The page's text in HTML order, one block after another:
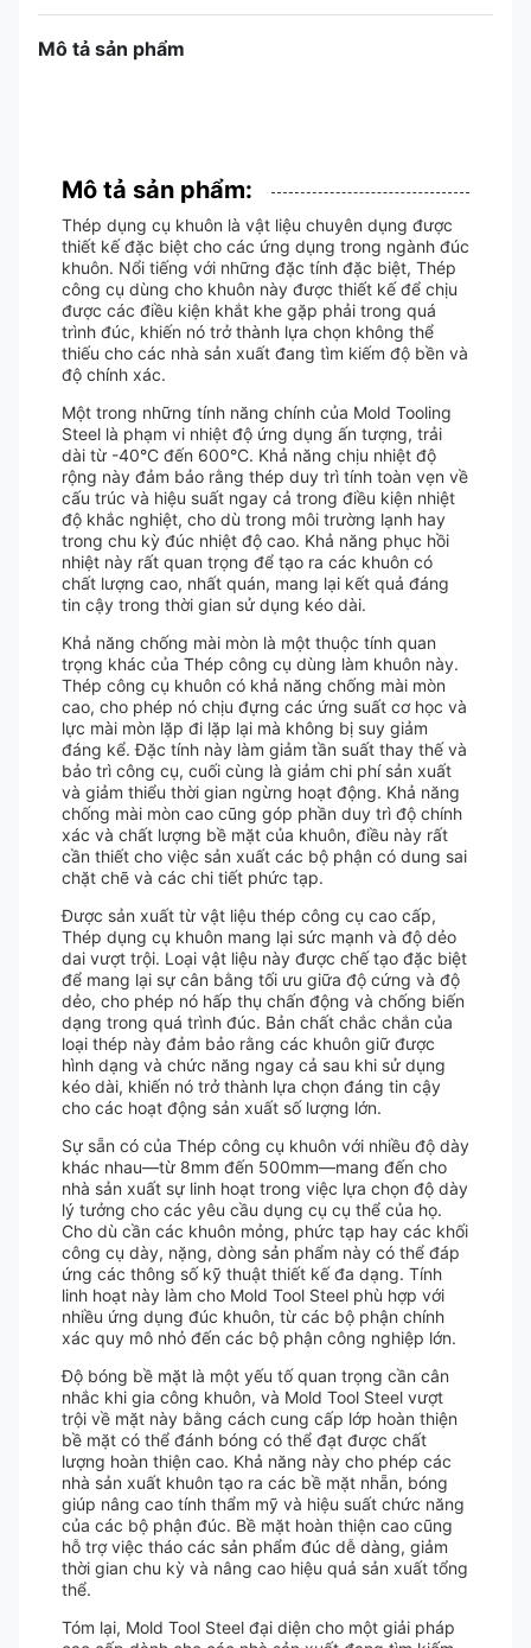
Mô tả sản phẩm
Mô tả sản phẩm:
Thép dụng cụ khuôn là vật liệu chuyên dụng được
thiết kế đặc biệt cho các ứng dụng trong ngành đúc
khuôn. Nổi tiếng với những đặc tính đặc biệt, Thép
công cụ dùng cho khuôn này được thiết kế để chịu
được các điều kiện khắt khe gặp phải trong quá
trình đúc, khiến nó trở thành lựa chọn không thể
thiếu cho các nhà sản xuất đang tìm kiếm độ bền và
độ chính xác.
Một trong những tính năng chính của Mold Tooling
Steel là phạm vi nhiệt độ ứng dụng ấn tượng, trải
dài từ -40°C đến 600°C. Khả năng chịu nhiệt độ
rộng này đảm bảo rằng thép duy trì tính toàn vẹn về
cấu trúc và hiệu suất ngay cả trong điều kiện nhiệt
độ khắc nghiệt, cho dù trong môi trường lạnh hay
trong chu kỳ đúc nhiệt độ cao. Khả năng phục hồi
nhiệt này rất quan trọng để tạo ra các khuôn có
chất lượng cao, nhất quán, mang lại kết quả đáng
tin cậy trong thời gian sử dụng kéo dài.
Khả năng chống mài mòn là một thuộc tính quan
trọng khác của Thép công cụ dùng làm khuôn này.
Thép công cụ khuôn có khả năng chống mài mòn
cao, cho phép nó chịu đựng các ứng suất cơ học và
lực mài mòn lặp đi lặp lại mà không bị suy giảm
đáng kể. Đặc tính này làm giảm tần suất thay thế và
bảo trì công cụ, cuối cùng là giảm chi phí sản xuất
và giảm thiểu thời gian ngừng hoạt động. Khả năng
chống mài mòn cao cũng góp phần duy trì độ chính
xác và chất lượng bề mặt của khuôn, điều này rất
cần thiết cho việc sản xuất các bộ phận có dung sai
chặt chẽ và các chi tiết phức tạp.
Được sản xuất từ ​​​​vật liệu thép công cụ cao cấp,
Thép dụng cụ khuôn mang lại sức mạnh và độ dẻo
dai vượt trội. Loại vật liệu này được chế tạo đặc biệt
để mang lại sự cân bằng tối ưu giữa độ cứng và độ
dẻo, cho phép nó hấp thụ chấn động và chống biến
dạng trong quá trình đúc. Bản chất chắc chắn của
loại thép này đảm bảo rằng các khuôn giữ được
hình dạng và chức năng ngay cả sau khi sử dụng
kéo dài, khiến nó trở thành lựa chọn đáng tin cậy
cho các hoạt động sản xuất số lượng lớn.
Sự sẵn có của Thép công cụ khuôn với nhiều độ dày
khác nhau—từ 8mm đến 500mm—mang đến cho
nhà sản xuất sự linh hoạt trong việc lựa chọn độ dày
lý tưởng cho các yêu cầu dụng cụ cụ thể của họ.
Cho dù cần các khuôn mỏng, phức tạp hay các khối
công cụ dày, nặng, dòng sản phẩm này có thể đáp
ứng các thông số kỹ thuật thiết kế đa dạng. Tính
linh hoạt này làm cho Mold Tool Steel phù hợp với
nhiều ứng dụng đúc khuôn, từ các bộ phận chính
xác quy mô nhỏ đến các bộ phận công nghiệp lớn.
Độ bóng bề mặt là một yếu tố quan trọng cần cân
nhắc khi gia công khuôn, và Mold Tool Steel vượt
trội về mặt này bằng cách cung cấp lớp hoàn thiện
bề mặt có thể đánh bóng có thể đạt được chất
lượng hoàn thiện cao. Khả năng này cho phép các
nhà sản xuất khuôn tạo ra các bề mặt nhẵn, bóng
giúp nâng cao tính thẩm mỹ và hiệu suất chức năng
của các bộ phận đúc. Bề mặt hoàn thiện cao cũng
hỗ trợ việc tháo các sản phẩm đúc dễ dàng, giảm
thời gian chu kỳ và nâng cao hiệu quả sản xuất tổng
thể.
Tóm lại, Mold Tool Steel đại diện cho một giải pháp